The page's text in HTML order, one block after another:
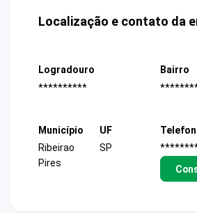
Localização e contato da
Logradouro
**********
Bairro
Município
Ribeirao
Pires
UF
SP